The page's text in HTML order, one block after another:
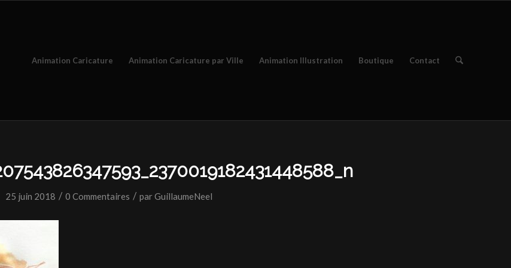
Animation Caricature Animation Caricature par Ville Animation Illustration Boutique Contact
25 juin 2018 / 0 Commentaires / parGuillaumeNeel